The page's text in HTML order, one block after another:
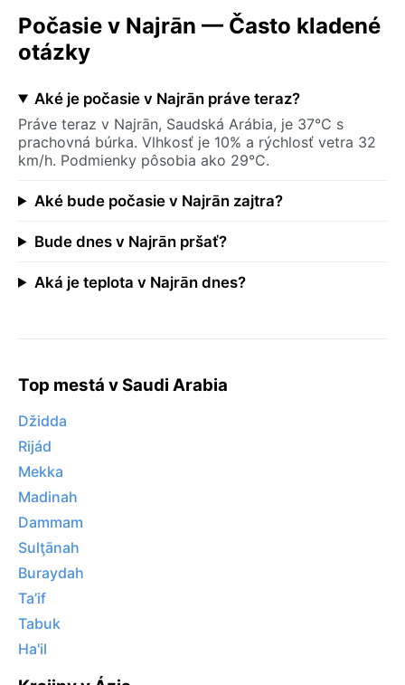
Počasie v Najrān — Často kladené
otázky
Aké je počasie v Najrān práve teraz?
Práve teraz v Najrān, Saudská Arábia, je 37°C s
prachovná búrka. Vlhkosť je 10% a rýchlosť vetra 32
km/h. Podmienky pôsobia ako 29°C.
Aké bude počasie v Najrān zajtra?
Bude dnes v Najrān pršať?
Aká je teplota v Najrān dnes?
Top mestá v Saudi Arabia
Džidda
Rijád
Mekka
Madinah
Dammam
Sulţānah
Buraydah
Ta’if
Tabuk
Ha'il